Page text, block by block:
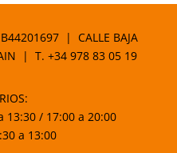
| CALLE BAJA
| T.+34 978 83 05 19
13:30 / 17:00 a 20:00
a 13:00